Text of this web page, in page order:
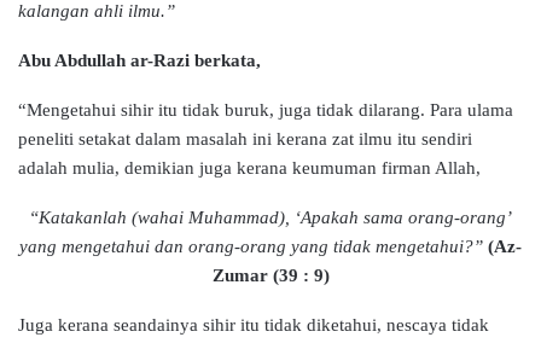
kalangan ahli ilmu.”
Abu Abdullah ar-Razi berkata,
“Mengetahui sihir itu tidak buruk, juga tidak dilarang. Para ulama
peneliti setakat dalam masalah ini kerana zat ilmu itu sendiri
adalah mulia, demikian juga kerana keumuman firman Allah,
“Katakanlah (wahai Muhammad), ‘Apakah sama orang-orang’
yang mengetahui dan orang-orang yang tidak mengetahui?” (Az-
Zumar (39 : 9)
Juga kerana seandainya sihir itu tidak diketahui, nescaya tidak